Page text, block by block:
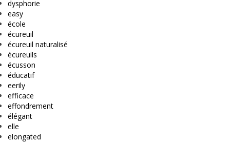
dysphorie
easy
école
écureuil
écureuil naturalisé
écureuils
écusson
éducatif
eerily
efficace
effondrement
élégant
elle
elongated